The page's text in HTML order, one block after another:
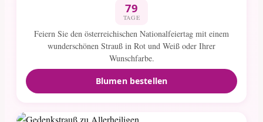
79
TAGE
Feiern Sie den österreichischen Nationalfeiertag mit einem
wunderschönen Strauß in Rot und Weiß oder Ihrer
Wunschfarbe.
Blumen bestellen